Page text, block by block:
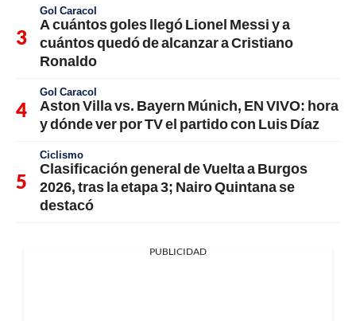
Gol Caracol
A cuántos goles llegó Lionel Messi y a
cuántos quedó de alcanzar a Cristiano
Ronaldo
Gol Caracol
Aston Villa vs. Bayern Múnich, EN VIVO: hora
y dónde ver por TV el partido con Luis Díaz
Ciclismo
Clasificación general de Vuelta a Burgos
2026, tras la etapa 3; Nairo Quintana se
destacó
PUBLICIDAD